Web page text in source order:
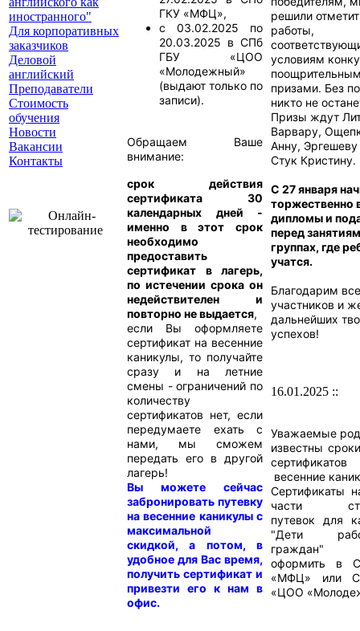
иностранного"
Для корпоративных
заказчиков
Деловой
английский
Преподаватели
Стоимость
обучения
Новости
Вакансии
Контакты
ГКУ «МФЦ»,
с 03.02.2025 по
20.03.2025 в СПб
ГБУ «ЦОО
«Молодежный»
(выдают только по
записи).
Обращаем Ваше
внимание:
срок действия
сертификата 30
календарных дней -
именно в этот срок
необходимо
предоставить
сертификат в лагерь,
по истечении срока он
недействителен и
повторно не выдается,
если Вы оформляете
сертификат на весенние
каникулы, то получайте
сразу и на летние
смены - ограничений по
количеству
сертификатов нет, если
передумаете ехать с
нами, мы сможем
передать его в другой
лагерь!
Вы можете сейчас
забронировать путевку
на весенние каникулы с
максимальной
скидкой, а потом, в
удобное для Вас время,
получить сертификат и
привезти его к нам в
офис.
решили
работы,
условиям
призами. Без
никто не
Призы ждут
Варвару,
Анну,
Стук Кристину.
С 27 января
торжественно
дипломы и
перед
группах, где
учатся.
Благодарим
участников и
дальнейших
успехов!
16.01.2025 ::
Уважаемые
известны
весенние
Сертификаты
части
путевок для
"Дети
граждан"
оформить в
«МФЦ» или
«ЦОО